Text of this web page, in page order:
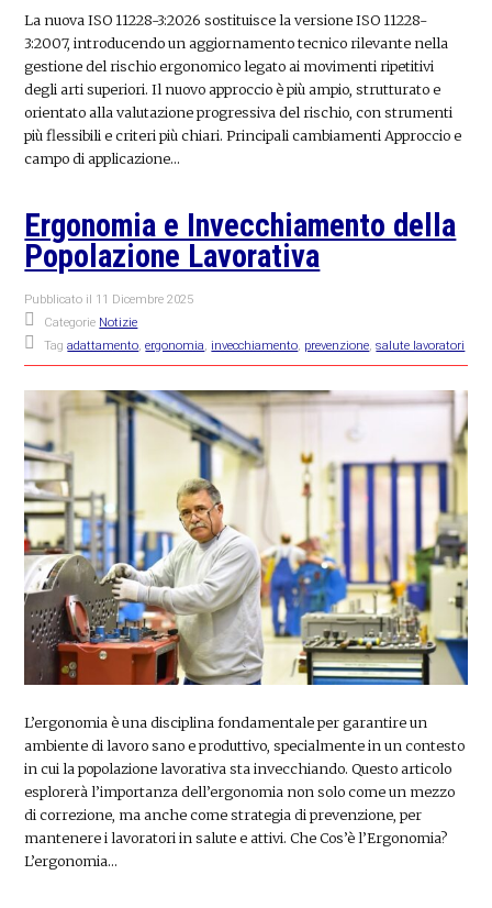
La nuova ISO 11228-3:2026 sostituisce la versione ISO 11228-
3:2007, introducendo un aggiornamento tecnico rilevante nella
gestione del rischio ergonomico legato ai movimenti ripetitivi
degli arti superiori. Il nuovo approccio è più ampio, strutturato e
orientato alla valutazione progressiva del rischio, con strumenti
più flessibili e criteri più chiari. Principali cambiamenti Approccio e
campo di applicazione…
Ergonomia e Invecchiamento della
Popolazione Lavorativa
Pubblicato il 11 Dicembre 2025
Categorie Notizie
Tagadattamento,ergonomia, invecchiamento, prevenzione,salute lavoratori
L’ergonomia è una disciplina fondamentale per garantire un
ambiente di lavoro sano e produttivo, specialmente in un contesto
in cui la popolazione lavorativa sta invecchiando. Questo articolo
esplorerà l’importanza dell’ergonomia non solo come un mezzo
di correzione, ma anche come strategia di prevenzione, per
mantenere i lavoratori in salute e attivi. Che Cos’è l’Ergonomia?
L’ergonomia…